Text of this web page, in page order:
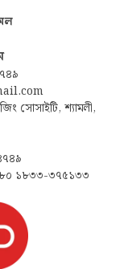
সোসাইটি, শ্যামলী,
১৮৩৩-৩৭৫১৩৩